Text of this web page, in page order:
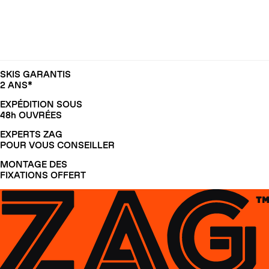
SKIS GARANTIS
2 ANS*
EXPÉDITION SOUS
48h OUVRÉES
EXPERTS ZAG
POUR VOUS CONSEILLER
MONTAGE DES
FIXATIONS OFFERT